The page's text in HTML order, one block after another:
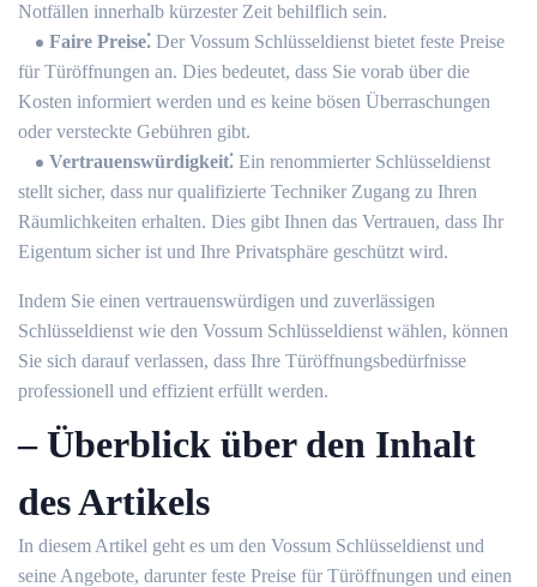
Notfällen innerhalb kürzester Zeit behilflich sein.​
Faire Preise⁚ Der Vossum Schlüsseldienst bietet feste Preise
für Türöffnungen an.​ Dies bedeutet, dass Sie vorab über die
Kosten informiert werden und es keine bösen Überraschungen
oder versteckte Gebühren gibt.​
Vertrauenswürdigkeit⁚ Ein renommierter Schlüsseldienst
stellt sicher, dass nur qualifizierte Techniker Zugang zu Ihren
Räumlichkeiten erhalten.​ Dies gibt Ihnen das Vertrauen, dass Ihr
Eigentum sicher ist und Ihre Privatsphäre geschützt wird.​
Indem Sie einen vertrauenswürdigen und zuverlässigen
Schlüsseldienst wie den Vossum Schlüsseldienst wählen, können
Sie sich darauf verlassen, dass Ihre Türöffnungsbedürfnisse
professionell und effizient erfüllt werden.​
– Überblick über den Inhalt
des Artikels
In diesem Artikel geht es um den Vossum Schlüsseldienst und
seine Angebote, darunter feste Preise für Türöffnungen und einen